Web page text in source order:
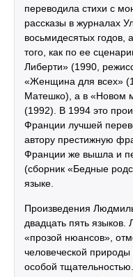
переводила стихи с
рассказы в журналах
восьмидесятых годов,
того, как по ее
Либерти» (1990,
«Женщина для всех»
Матешко), а в «Новом
(1992). В 1994 это
Франции лучшей
автору престижную
Франции же вышла и
(сборник «Бедные
языке.
Произведения
двадцать пять
«прозой нюансов»,
человеческой
особой